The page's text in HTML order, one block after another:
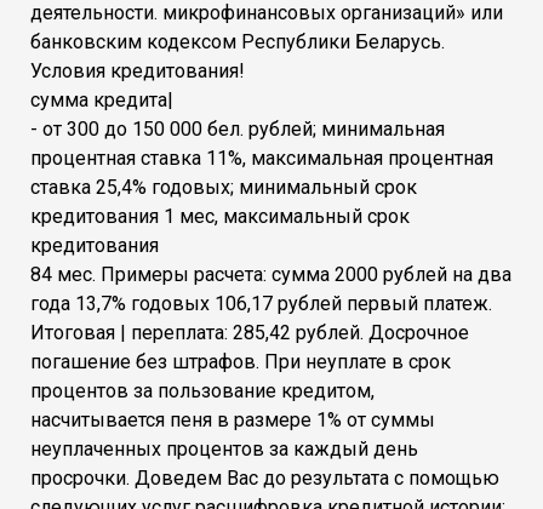
деятельности. микрофинансовых организаций» или
банковским кодексом Республики Беларусь.
Условия кредитования!
сумма кредита|
- от 300 до 150 000 бел. рублей; минимальная
процентная ставка 11%, максимальная процентная
ставка 25,4% годовых; минимальный срок
кредитования 1 мес, максимальный срок
кредитования
84 мес. Примеры расчета: сумма 2000 рублей на два
года 13,7% годовых 106,17 рублей первый платеж.
Итоговая | переплата: 285,42 рублей. Досрочное
погашение без штрафов. При неуплате в срок
процентов за пользование кредитом,
насчитывается пеня в размере 1% от суммы
неуплаченных процентов за каждый день
просрочки. Доведем Вас до результата с помощью